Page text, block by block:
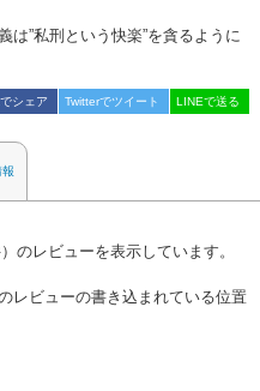
は”私刑という快楽”を貪るように
シェア Twitterでツイート LINEで送る
のレビューを表示しています。
レビューの書き込まれている位置